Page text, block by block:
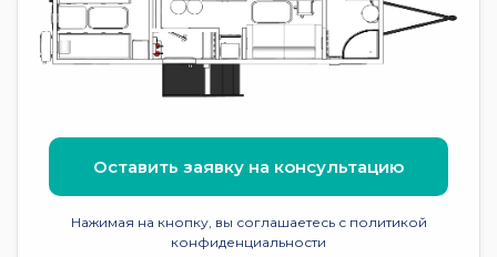
Оставить заявку на консультацию
Нажимая на кнопку, вы соглашаетесь с политикой
конфиденциальности